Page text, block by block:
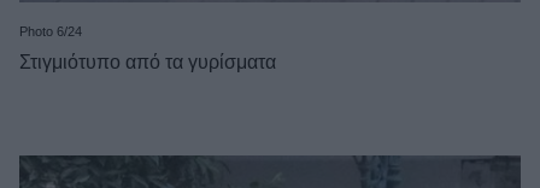
Photo 6/24
Στιγμιότυπο από τα γυρίσματα